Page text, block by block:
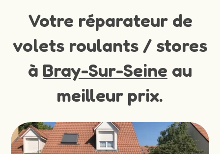
Votre réparateur de
volets roulants / stores
à Bray-Sur-Seine au
meilleur prix.